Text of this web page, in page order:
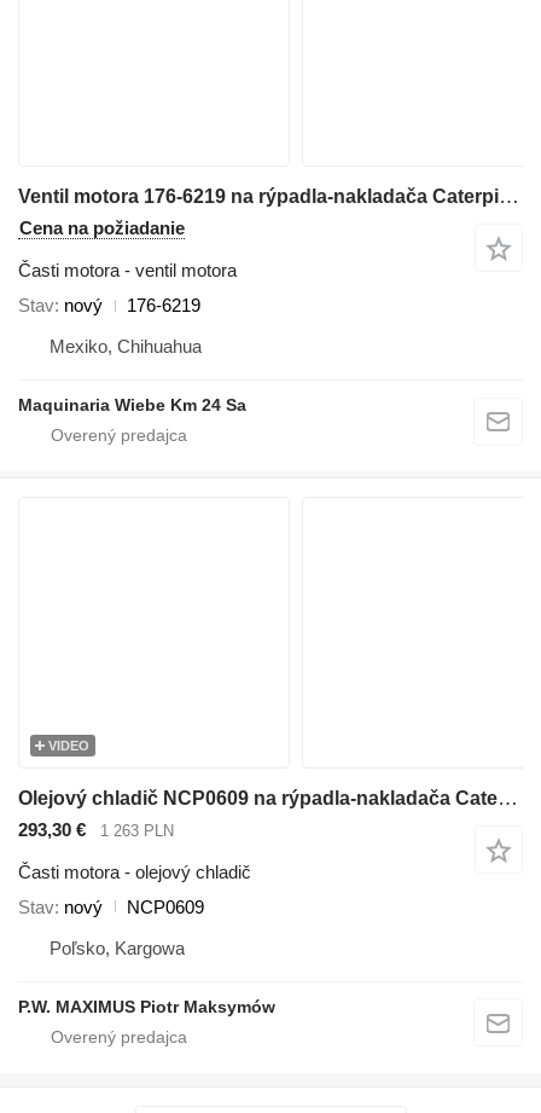
Ventil motora 176-6219 na rýpadla-nakladača Caterpillar 416D/420D/430F/416E/420F/444E/TH
Cena na požiadanie
Časti motora - ventil motora
Stav nový
176-6219
Mexiko, Chihuahua
Maquinaria Wiebe Km 24 Sa
VIDEO
Olejový chladič NCP0609 na rýpadla-nakladača Caterpillar 416E , 432E , 420E , 442E , 434E , 422E , 444E , 428E
293,30 € 1 263 PLN
Časti motora - olejový chladič
Stav nový
NCP0609
Poľsko, Kargowa
P.W. MAXIMUS Piotr Maksymów